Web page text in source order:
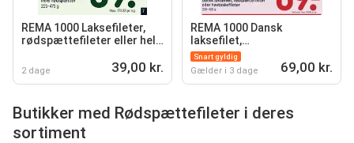
REMA 1000 Laksefileter,
rødspættefileter eller hele
2 dage 39,00 kr.
REMA 1000 Dansk
laksefilet,
rødspættefileter eller
havtaskefileter
Snart gyldig
Gælder i 3 dage 69,00 kr.
Butikker med Rødspættefileter i deres
sortiment